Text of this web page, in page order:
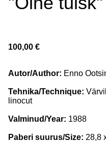
100,00 €
Autor/Author: Enno
Tehnika/Technique:
linocut
Valminud/Year: 1988
Paberi suurus/Size: 28,8